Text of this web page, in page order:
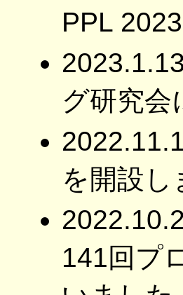
PPL
グ研究会
を開設し
141回プ